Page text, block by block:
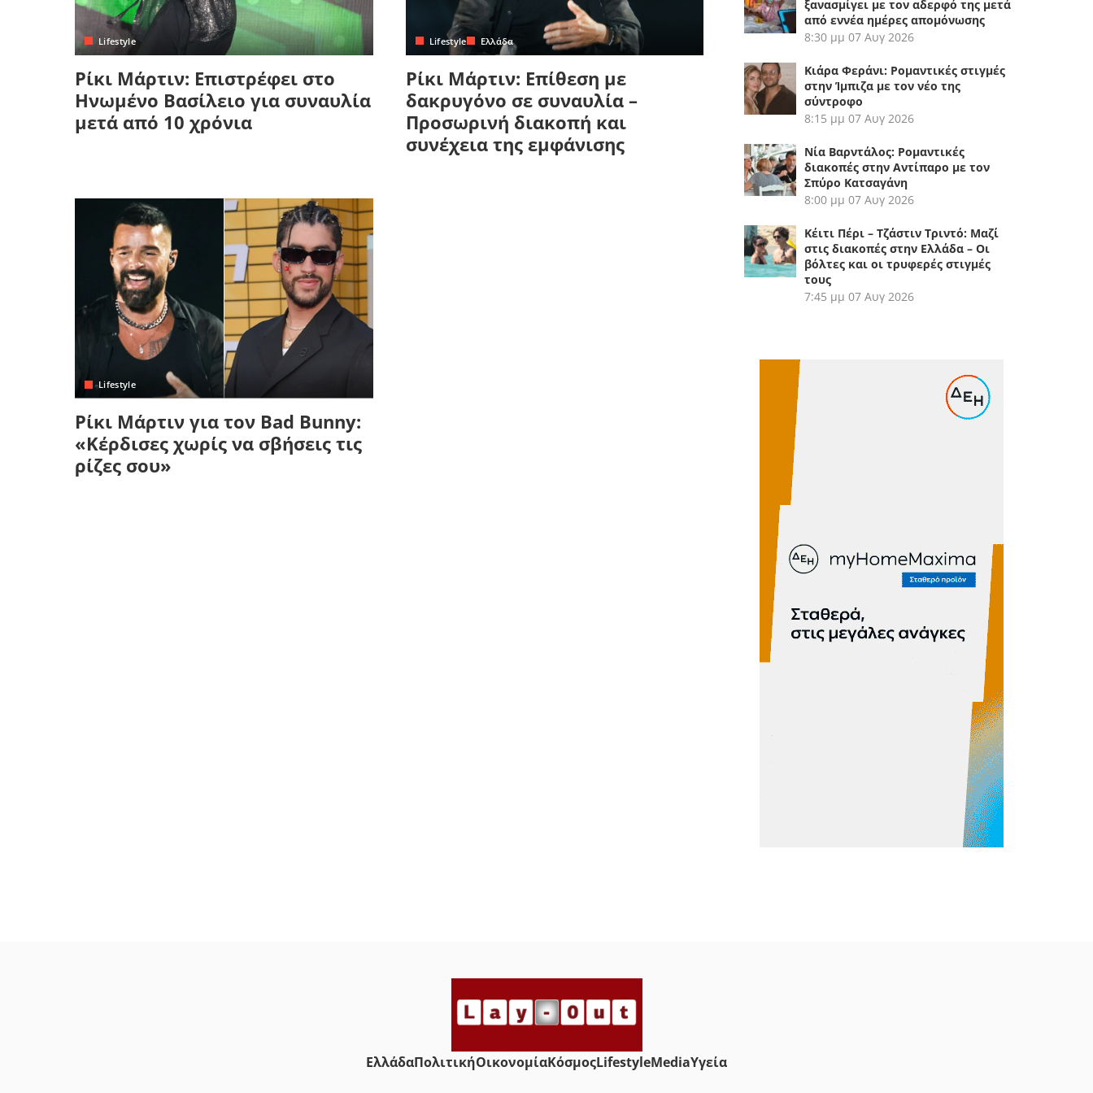
Κρήτη
Κυκλάδες
Πελοπόννησος
Lifestyle
Ρίκι Μάρτιν: Επιστρέφει στο
Ηνωμένο Βασίλειο για συναυλία
μετά από 10 χρόνια
Lifestyle Ελλάδα
Ρίκι Μάρτιν: Επίθεση με
δακρυγόνο σε συναυλία –
Προσωρινή διακοπή και
συνέχεια της εμφάνισης
Lifestyle
Ρίκι Μάρτιν για τον Bad Bunny:
«Κέρδισες χωρίς να σβήσεις τις
ρίζες σου»
ξανασμίγει με τον αδερφό της μετά
από εννέα ημέρες απομόνωσης
8:30 μμ 07 Αυγ 2026
Κιάρα Φεράνι: Ρομαντικές στιγμές
στην Ίμπιζα με τον νέο της
σύντροφο
8:15 μμ 07 Αυγ 2026
Νία Βαρντάλος: Ρομαντικές
διακοπές στην Αντίπαρο με τον
Σπύρο Κατσαγάνη
8:00 μμ 07 Αυγ 2026
Κέιτι Πέρι – Τζάστιν Τριντό: Μαζί
στις διακοπές στην Ελλάδα – Οι
βόλτες και οι τρυφερές στιγμές
τους
7:45 μμ 07 Αυγ 2026
ΕλλάδαΠολιτικήΟικονομίαΚόσμοςLifestyleMediaYγεία